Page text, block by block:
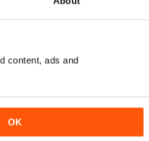
content, ads and
OK
Comprar para€6,99